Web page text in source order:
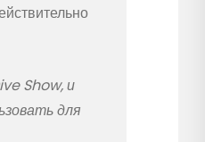
Show, и
для